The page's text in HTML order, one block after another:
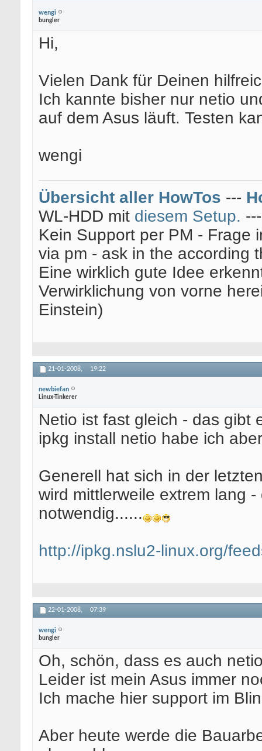
wengi
bungler
Hi,
Vielen Dank für Deinen
Ich kannte bisher nur netio
auf dem Asus läuft. Testen
wengi
Übersicht aller HowTos ---
WL-HDD mit diesem Setup.
Kein Support per PM - Frage
via pm - ask in the according
Eine wirklich gute Idee
Verwirklichung von vorne
Einstein)
21-01-2008, 19:22
newbiefan
Linux-Tinkerer
Netio ist fast gleich - das gibt
ipkg install netio habe ich
Generell hat sich in der
wird mittlerweile extrem lang
notwendig......
http://ipkg.nslu2-linux.org/
22-01-2008, 07:39
wengi
bungler
Oh, schön, dass es auch
Leider ist mein Asus immer
Ich mache hier support im
Aber heute werde die